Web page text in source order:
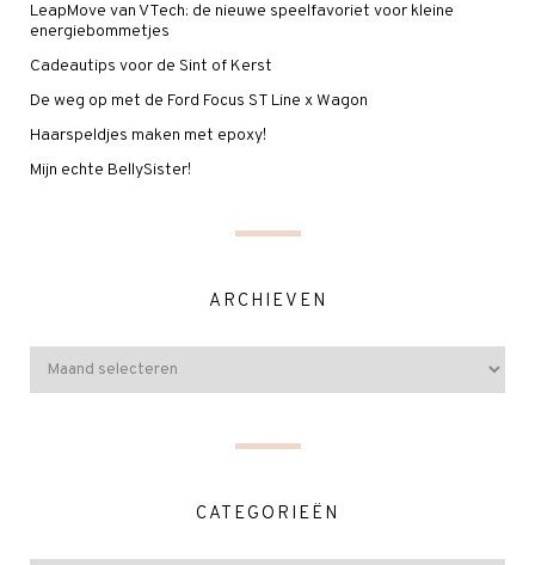
LeapMove van VTech: de nieuwe speelfavoriet voor kleine
energiebommetjes
Cadeautips voor de Sint of Kerst
De weg op met de Ford Focus ST Line x Wagon
Haarspeldjes maken met epoxy!
Mijn echte BellySister!
ARCHIEVEN
CATEGORIEËN